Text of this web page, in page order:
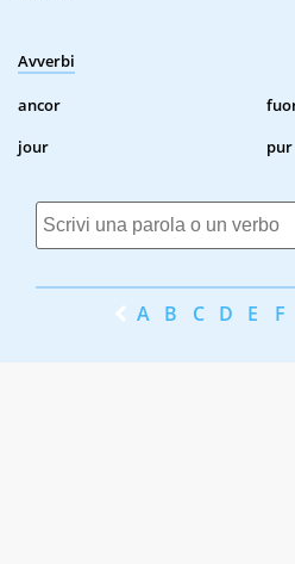
Avverbi
ancor
jour
pur
A B C D E F